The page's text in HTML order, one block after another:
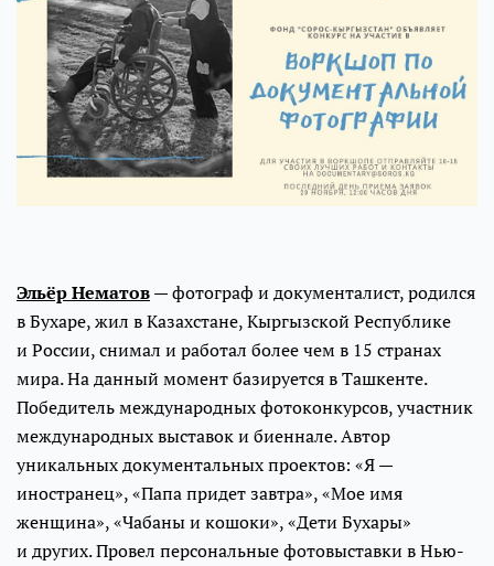
Эльёр Нематов— фотограф и документалист, родился
в Бухаре, жил в Казахстане, Кыргызской Республике
и России, снимал и работал более чем в 15 странах
мира. На данный момент базируется в Ташкенте.
Победитель международных фотоконкурсов, участник
международных выставок и биеннале. Автор
уникальных документальных проектов: «Я —
иностранец», «Папа придет завтра», «Мое имя
женщина», «Чабаны и кошоки», «Дети Бухары»
и других. Провел персональные фотовыставки в Нью-